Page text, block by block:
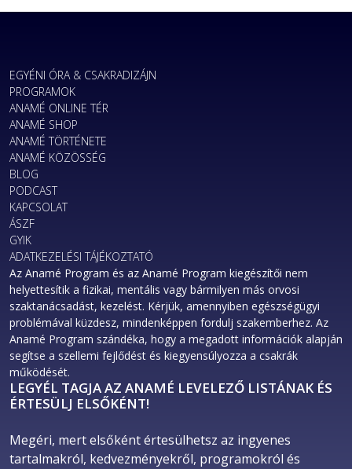
EGYÉNI ÓRA & CSAKRADIZÁJN
PROGRAMOK
ANAMÉ ONLINE TÉR
ANAMÉ SHOP
ANAMÉ TÖRTÉNETE
ANAMÉ KÖZÖSSÉG
BLOG
PODCAST
KAPCSOLAT
ÁSZF
GYIK
ADATKEZELÉSI TÁJÉKOZTATÓ
Az Anamé Program és az Anamé Program kiegészítői nem
helyettesítik a fizikai, mentális vagy bármilyen más orvosi
szaktanácsadást, kezelést. Kérjük, amennyiben egészségügyi
problémával küzdesz, mindenképpen fordulj szakemberhez. Az
Anamé Program szándéka, hogy a megadott információk alapján
segítse a szellemi fejlődést és kiegyensúlyozza a csakrák
működését.
LEGYÉL TAGJA AZ ANAMÉ LEVELEZŐ LISTÁNAK ÉS
ÉRTESÜLJ ELSŐKÉNT!
Megéri, mert elsőként értesülhetsz az ingyenes
tartalmakról, kedvezményekről, programokról és